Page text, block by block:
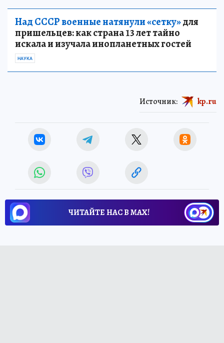
Над СССР военные натянули «сетку»для
пришельцев: как страна 13 лет тайно
искала и изучала инопланетных гостей
НАУКА
Источник: kp.ru
ЧИТАЙТЕ НАС В МАХ!